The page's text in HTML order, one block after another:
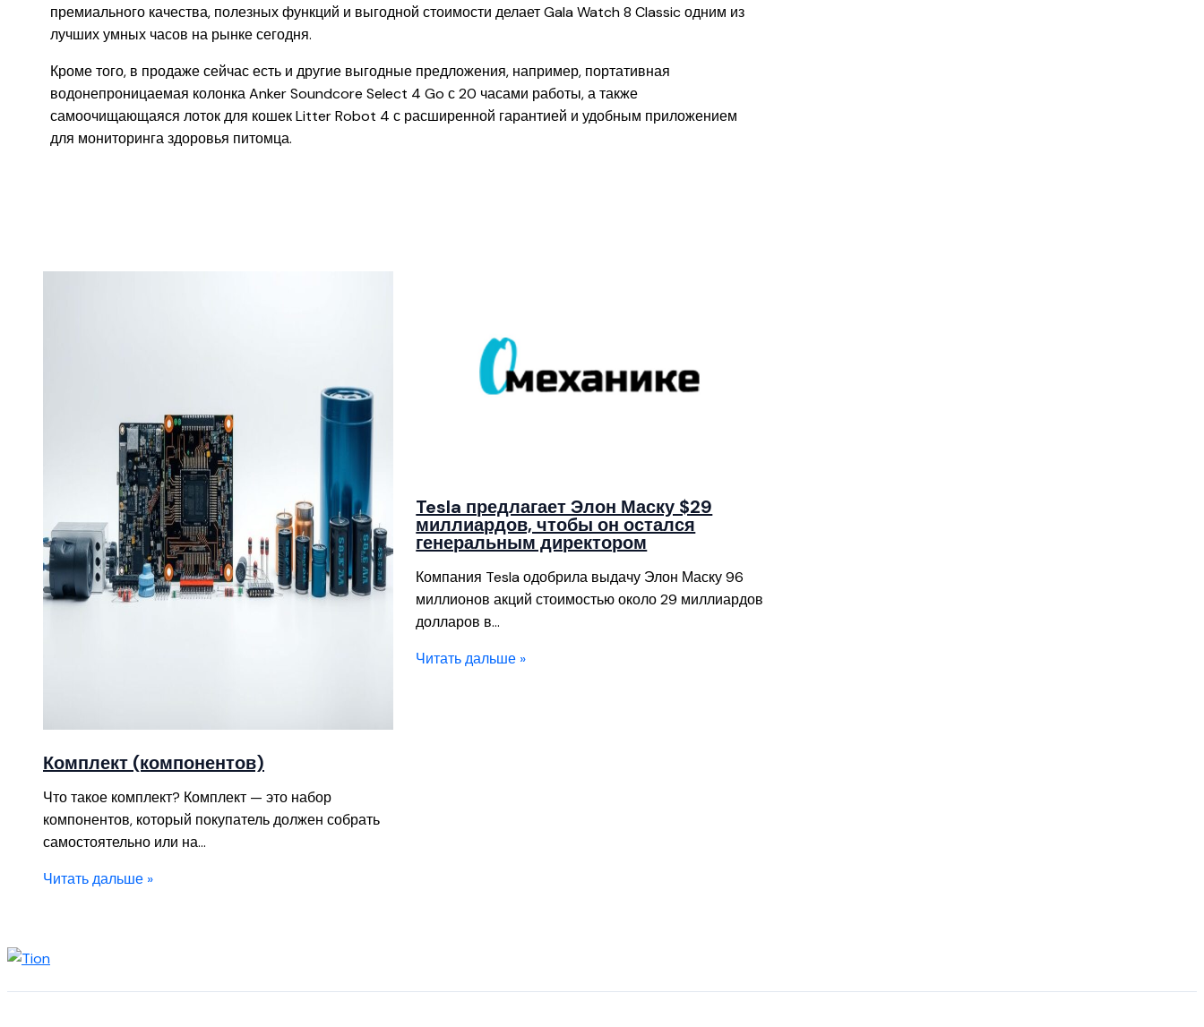
премиального качества, полезных функций и выгодной стоимости делает Gala Watch 8 Classic одним из
лучших умных часов на рынке сегодня.
Кроме того, в продаже сейчас есть и другие выгодные предложения, например, портативная
водонепроницаемая колонка Anker Soundcore Select 4 Go с 20 часами работы, а также
самоочищающаяся лоток для кошек Litter Robot 4 с расширенной гарантией и удобным приложением
для мониторинга здоровья питомца.
Комплект (компонентов)
Что такое комплект? Комплект — это набор
компонентов, который покупатель должен собрать
самостоятельно или на…
Читать дальше »
Tesla предлагает Элон Маску $29
миллиардов, чтобы он остался
генеральным директором
Компания Tesla одобрила выдачу Элон Маску 96
миллионов акций стоимостью около 29 миллиардов
долларов в…
Читать дальше »